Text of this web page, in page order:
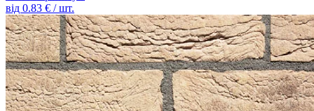
від 0.83 € / шт.